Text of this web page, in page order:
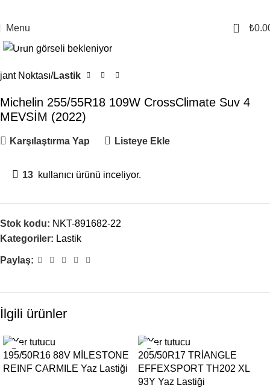
Menu 0 ₺
jant Noktası Lastik
Michelin 255/55R18 109W CrossClimate Suv 4
MEVSİM (2022)
Karşılaştırma Yap Listeye Ekle
13 kullanıcı ürünü inceliyor.
Stok kodu: NKT-891682-22
Kategoriler: Lastik
Paylaş:
İlgili ürünler
195/50R16 88V MİLESTONE
REINF CARMILE Yaz Lastiği
205/50R17 TRİANGLE
EFFEXSPORT TH202 XL
93Y Yaz Lastiği